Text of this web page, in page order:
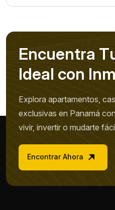
Encuentra T
Ideal con Inm
Explora apartamentos,
exclusivas en Panamá
vivir, invertir o mudarte
Encontrar Ahora